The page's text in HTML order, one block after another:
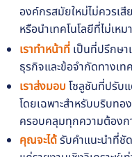
องค์กรสมัยใหม่ไม่ควรเสี
หรือนำเทคโนโลยีที่ไม่เห
เราทำหน้าที่ เป็นที่ปรึกษา
ธุรกิจและข้อจำกัดทางเท
เราส่งมอบ โซลูชันที่ปรับ
โดยเฉพาะสำหรับบริบท
ครอบคลุมทุกความต้องก
คุณจะได้รับคำแนะนำที่ชั